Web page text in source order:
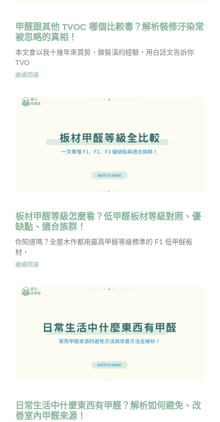
甲醛跟其他 TVOC 哪個比較毒？解析裝修汙染常
被忽略的真相！
本文會以我十幾年來買房、做裝潢的經驗，用白話文告訴你
TVO
繼續閱讀
板材甲醛等級怎麼看？低甲醛板材等級對照、優
缺點、適合族群！
你知道嗎？全屋木作都用最高甲醛等級標準的 F1 低甲醛板
材，
繼續閱讀
日常生活中什麼東西有甲醛？解析如何避免、改
善室內甲醛來源！